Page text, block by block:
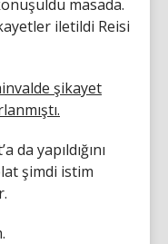
masada.
iletildi Reisi
şikayet
da yapıldığını
şimdi istim